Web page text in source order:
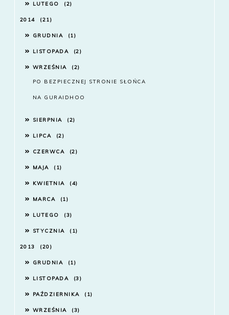
LUTEGO 2
2014 21
GRUDNIA 1
LISTOPADA 2
WRZEŚNIA 2
PO BEZPIECZNEJ STRONIE SŁOŃCA
NA GURAIDHOO
SIERPNIA 2
LIPCA 2
CZERWCA 2
MAJA 1
KWIETNIA 4
MARCA 1
LUTEGO 3
STYCZNIA 1
2013 20
GRUDNIA 1
LISTOPADA 3
PAŹDZIERNIKA 1
WRZEŚNIA 3